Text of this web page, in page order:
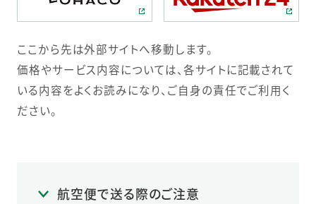
ここから先は外部サイトへ移動します。
価格やサービス内容については、各サイトに記載されて
いる内容をよくお読みになり、ご自身の責任でご利用く
ださい。
航空便で送る際のご注意